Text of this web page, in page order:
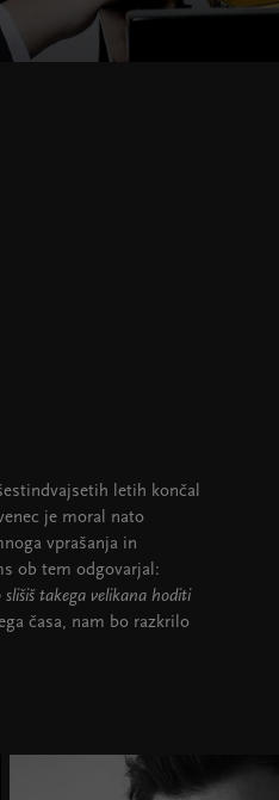
letih končal
je moral nato
vprašanja in
ob tem odgovarjal:
takega velikana hoditi
časa, nam bo razkrilo